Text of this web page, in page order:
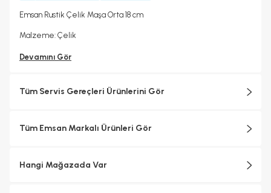
Emsan Rustik Çelik Maşa Orta 18 cm
Malzeme: Çelik
Devamını Gör
Tüm Servis Gereçleri Ürünlerini Gör
Tüm Emsan Markalı Ürünleri Gör
Hangi Mağazada Var